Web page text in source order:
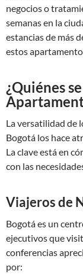
negocios o
semanas en la
estancias de más
estos
¿Quiénes
La versatilidad de
Bogotá los hace
La clave está en
con las
Viajeros de
Bogotá es un
ejecutivos que
conferencias
por: